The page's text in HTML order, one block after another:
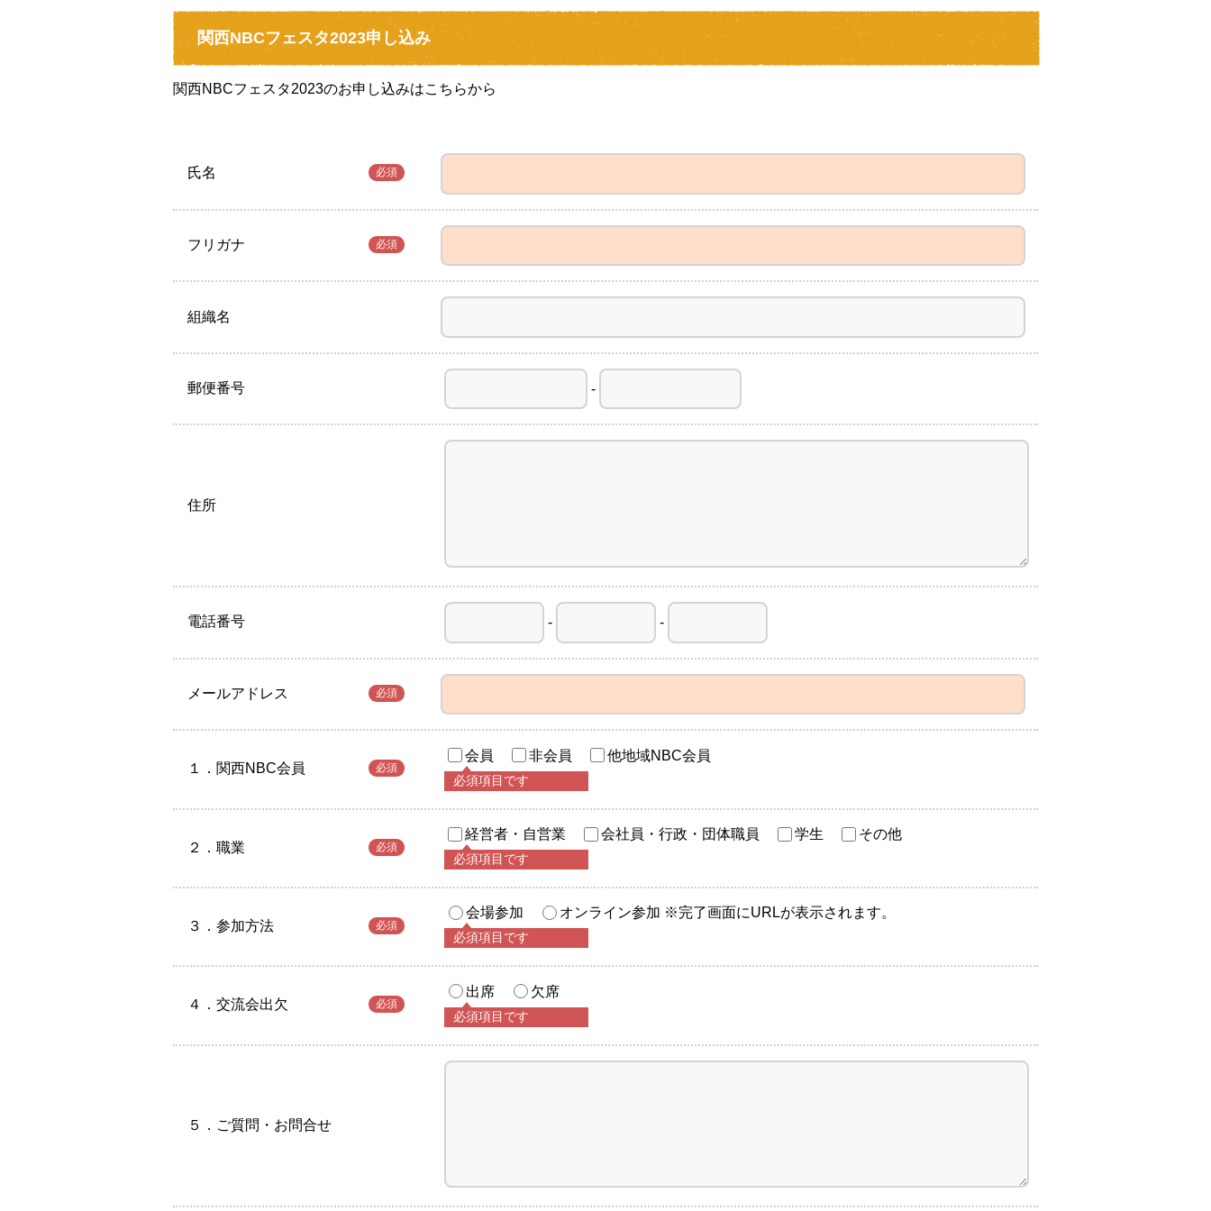
関西NBCフェスタ2023申し込み
関西NBCフェスタ2023のお申し込みはこちらから
氏名 必須
フリガナ 必須
組織名
郵便番号 -
住所
電話番号 - -
メールアドレス 必須
１．関西NBC会員 必須
会員 非会員 他地域NBC会員
必須項目です
２．職業 必須
経営者・自営業 会社員・行政・団体職員 学生 その他
必須項目です
３．参加方法 必須
会場参加 オンライン参加 ※完了画面にURLが表示されます。
必須項目です
４．交流会出欠 必須
出席 欠席
必須項目です
５．ご質問・お問合せ